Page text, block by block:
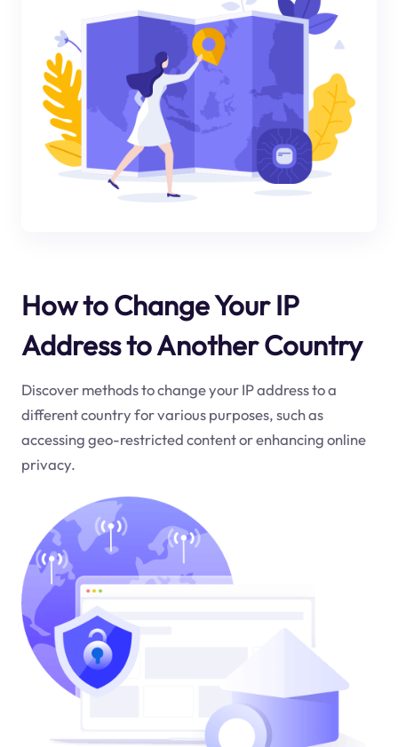
How to Change Your IP
Address to Another Country
Discover methods to change your IP address to a
different country for various purposes, such as
accessing geo-restricted content or enhancing online
privacy.